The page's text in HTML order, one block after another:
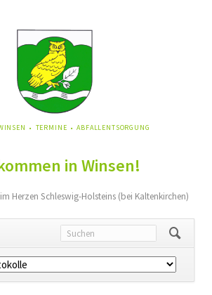
TERMINE ABFALLENTSORGUNG
in Winsen!
Herzen Schleswig-Holsteins (bei Kaltenkirchen)